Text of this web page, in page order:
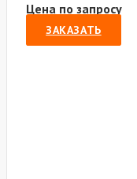
Цена по запросу
ЗАКАЗАТЬ